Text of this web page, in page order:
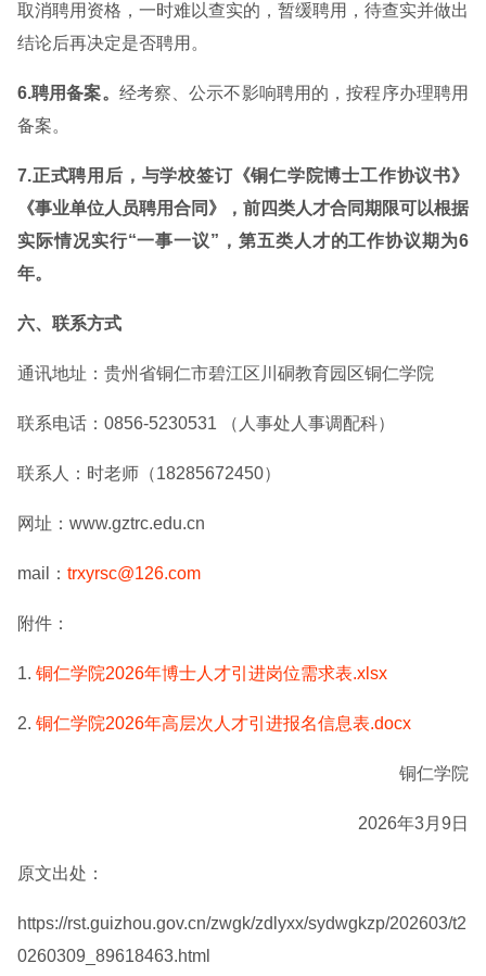
取消聘用资格，一时难以查实的，暂缓聘用，待查实并做出
结论后再决定是否聘用。
6.聘用备案。 经考察、公示不影响聘用的，按程序办理聘用
备案。
7.正式聘用后，与学校签订《铜仁学院博士工作协议书》
《事业单位人员聘用合同》，前四类人才合同期限可以根据
实际情况实行“一事一议”，第五类人才的工作协议期为6
年。
六、联系方式
通讯地址：贵州省铜仁市碧江区川硐教育园区铜仁学院
联系电话：0856-5230531 （人事处人事调配科）
联系人：时老师（18285672450）
网址：www.gztrc.edu.cn
mail： trxyrsc@126.com
附件：
1. 铜仁学院2026年博士人才引进岗位需求表.xlsx
2. 铜仁学院2026年高层次人才引进报名信息表.docx
铜仁学院
2026年3月9日
原文出处：
https://rst.guizhou.gov.cn/zwgk/zdlyxx/sydwgkzp/202603/t2
0260309_89618463.html